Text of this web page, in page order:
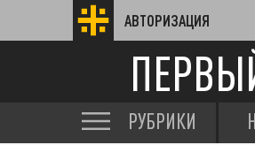
АВТОРИЗАЦИЯ
РУБРИКИ